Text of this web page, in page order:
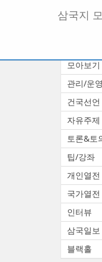
뉴
기
삼국지
모아보기
관리/운영
건국선언
자유주제
토론&토
팁/강좌
개인열전
국가열전
인터뷰
삼국일보
블랙홀